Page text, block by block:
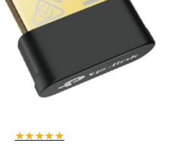
★★★★★